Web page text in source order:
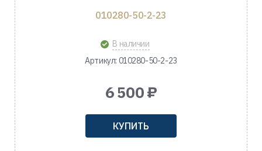
010280-50-2-23
В наличии
Артикул: 010280-50-2-23
6 500 ₽
КУПИТЬ